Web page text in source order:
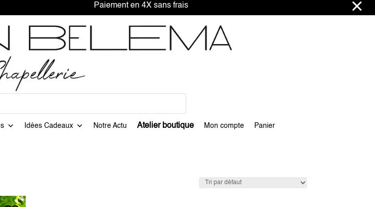
d'achat Paiement en 4X sans frais
Idées Cadeaux Notre Actu Atelier boutique Mon compte Panier